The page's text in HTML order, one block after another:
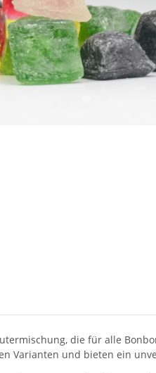
die für alle
Varianten und bieten ein